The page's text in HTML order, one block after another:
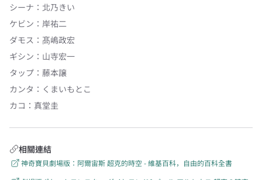
シーナ ： 北乃きい
ケビン ： 岸祐二
ダモス ： 髙嶋政宏
ギシン ： 山寺宏一
タップ ： 藤本譲
カンタ ： くまいもとこ
カコ ： 真堂圭
相關連結
神奇寶貝劇場版：阿爾宙斯 超克的時空 - 維基百科，自由的百科全書